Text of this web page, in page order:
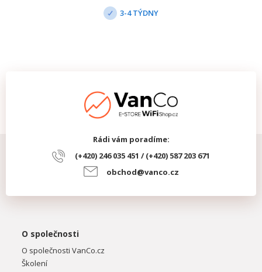
3-4 TÝDNY
Rádi vám poradíme:
(+420) 246 035 451 / (+420) 587 203 671
obchod@vanco.cz
O společnosti
O společnosti VanCo.cz
Školení